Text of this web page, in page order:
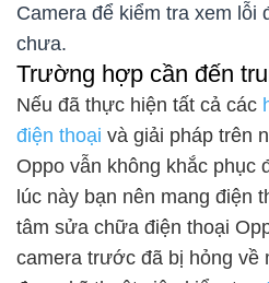
Camera để kiểm tra xem lỗi
chưa.
Trường hợp cần đến
Nếu đã thực hiện tất cả các
điện thoại và giải pháp trên
Oppo vẫn không khắc phục
lúc này bạn nên mang điện
tâm sửa chữa điện thoại
camera trước đã bị hỏng về